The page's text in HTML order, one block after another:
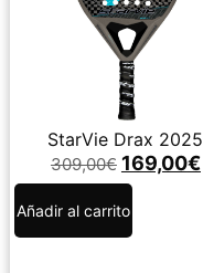
StarVie Drax 2025
309,00€ 169,00€
Añadir al carrito